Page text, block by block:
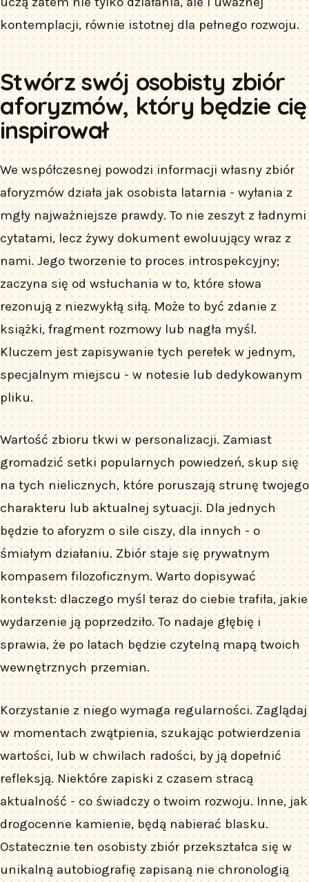
kontemplacji, równie istotnej dla pełnego rozwoju.
Stwórz swój osobisty zbiór
aforyzmów, który będzie cię
inspirował
We współczesnej powodzi informacji własny zbiór
aforyzmów działa jak osobista latarnia - wyłania z
mgły najważniejsze prawdy. To nie zeszyt z ładnymi
cytatami, lecz żywy dokument ewoluujący wraz z
nami. Jego tworzenie to proces introspekcyjny;
zaczyna się od wsłuchania w to, które słowa
rezonują z niezwykłą siłą. Może to być zdanie z
książki, fragment rozmowy lub nagła myśl.
Kluczem jest zapisywanie tych perełek w jednym,
specjalnym miejscu - w notesie lub dedykowanym
pliku.
Wartość zbioru tkwi w personalizacji. Zamiast
gromadzić setki popularnych powiedzeń, skup się
na tych nielicznych, które poruszają strunę twojego
charakteru lub aktualnej sytuacji. Dla jednych
będzie to aforyzm o sile ciszy, dla innych - o
śmiałym działaniu. Zbiór staje się prywatnym
kompasem filozoficznym. Warto dopisywać
kontekst: dlaczego myśl teraz do ciebie trafiła, jakie
wydarzenie ją poprzedziło. To nadaje głębię i
sprawia, że po latach będzie czytelną mapą twoich
wewnętrznych przemian.
Korzystanie z niego wymaga regularności. Zaglądaj
w momentach zwątpienia, szukając potwierdzenia
wartości, lub w chwilach radości, by ją dopełnić
refleksją. Niektóre zapiski z czasem stracą
aktualność - co świadczy o twoim rozwoju. Inne, jak
drogocenne kamienie, będą nabierać blasku.
Ostatecznie ten osobisty zbiór przekształca się w
unikalną autobiografię zapisaną nie chronologią